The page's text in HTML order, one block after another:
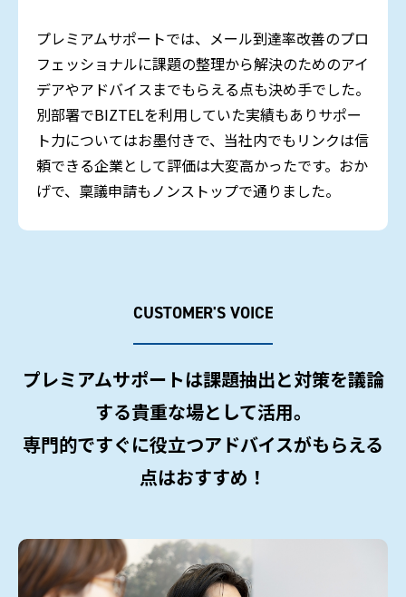
プレミアムサポートでは、メール到達率改善のプロ
フェッショナルに課題の整理から解決のためのアイ
デアやアドバイスまでもらえる点も決め手でした。
別部署でBIZTELを利用していた実績もありサポー
ト力についてはお墨付きで、当社内でもリンクは信
頼できる企業として評価は大変高かったです。おか
げで、稟議申請もノンストップで通りました。
CUSTOMER'S VOICE
プレミアムサポートは課題抽出と対策を議論
する貴重な場として活用。
専門的ですぐに役立つアドバイスがもらえる
点はおすすめ！